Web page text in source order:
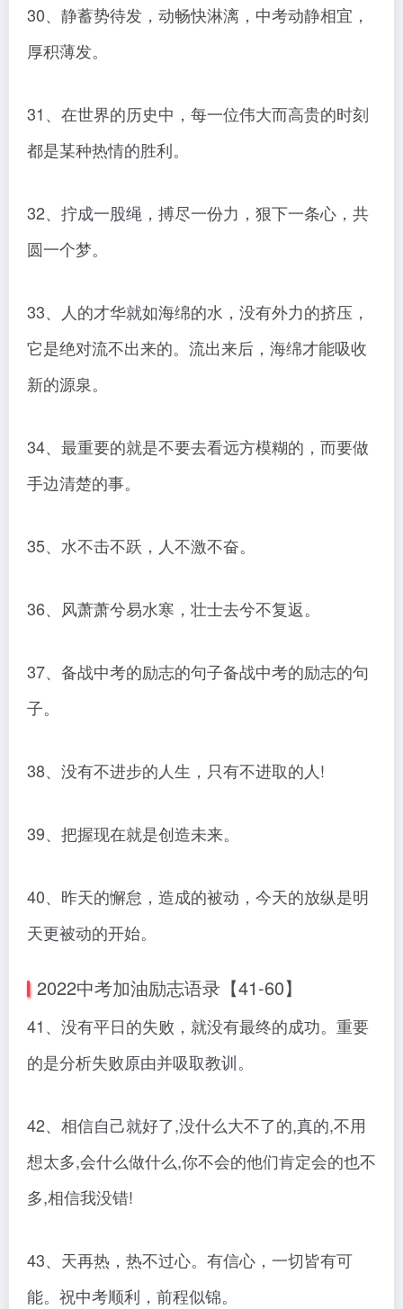
30、静蓄势待发，动畅快淋漓，中考动静相宜，
厚积薄发。
31、在世界的历史中，每一位伟大而高贵的时刻
都是某种热情的胜利。
32、拧成一股绳，搏尽一份力，狠下一条心，共
圆一个梦。
33、人的才华就如海绵的水，没有外力的挤压，
它是绝对流不出来的。流出来后，海绵才能吸收
新的源泉。
34、最重要的就是不要去看远方模糊的，而要做
手边清楚的事。
35、水不击不跃，人不激不奋。
36、风萧萧兮易水寒，壮士去兮不复返。
37、备战中考的励志的句子备战中考的励志的句
子。
38、没有不进步的人生，只有不进取的人!
39、把握现在就是创造未来。
40、昨天的懈怠，造成的被动，今天的放纵是明
天更被动的开始。
2022中考加油励志语录【41-60】
41、没有平日的失败，就没有最终的成功。重要
的是分析失败原由并吸取教训。
42、相信自己就好了,没什么大不了的,真的,不用
想太多,会什么做什么,你不会的他们肯定会的也不
多,相信我没错!
43、天再热，热不过心。有信心，一切皆有可
能。祝中考顺利，前程似锦。